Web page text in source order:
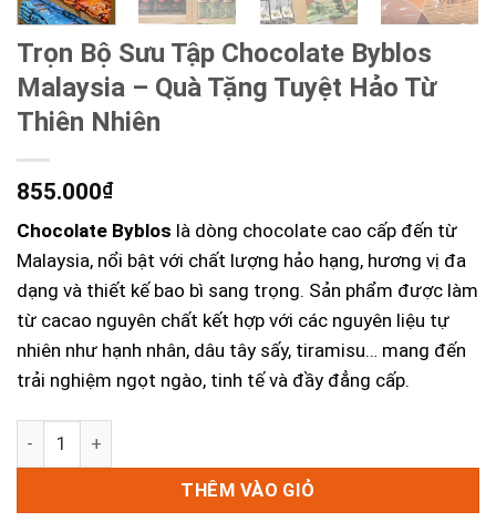
Trọn Bộ Sưu Tập Chocolate Byblos
Malaysia – Quà Tặng Tuyệt Hảo Từ
Thiên Nhiên
855.000₫
Chocolate Byblos là dòng chocolate cao cấp đến từ
Malaysia, nổi bật với chất lượng hảo hạng, hương vị đa
dạng và thiết kế bao bì sang trọng. Sản phẩm được làm
từ cacao nguyên chất kết hợp với các nguyên liệu tự
nhiên như hạnh nhân, dâu tây sấy, tiramisu… mang đến
trải nghiệm ngọt ngào, tinh tế và đầy đẳng cấp.
Trọn Bộ Sưu Tập Chocolate Byblos Malaysia – Quà Tặng
THÊM VÀO GIỎ